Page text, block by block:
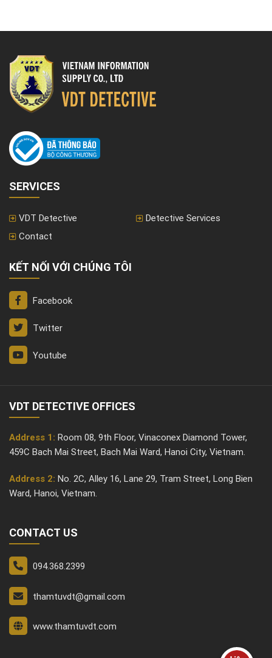
SERVICES
VDT Detective
Detective Services
Contact
KẾT NỐI VỚI CHÚNG TÔI
Facebook
Twitter
Youtube
VDT DETECTIVE OFFICES
Address 1: Room 08, 9th Floor, Vinaconex Diamond Tower,
459C Bach Mai Street, Bach Mai Ward, Hanoi City, Vietnam.
Address 2: No. 2C, Alley 16, Lane 29, Tram Street, Long Bien
Ward, Hanoi, Vietnam.
CONTACT US
094.368.2399
thamtuvdt@gmail.com
www.thamtuvdt.com